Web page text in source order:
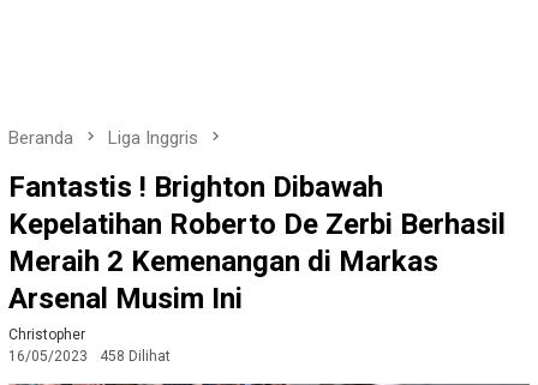
Beranda Liga Inggris
Fantastis ! Brighton Dibawah
Kepelatihan Roberto De Zerbi Berhasil
Meraih 2 Kemenangan di Markas
Arsenal Musim Ini
Christopher
16/05/2023
458 Dilihat